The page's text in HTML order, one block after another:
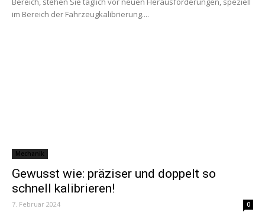
im Bereich der Fahrzeugkalibrierung....
Mechanik
Gewusst wie: präziser und doppelt so
schnell kalibrieren!
7. Februar 2024 0